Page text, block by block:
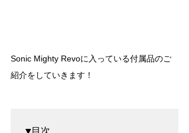
Sonic Mighty Revoに入っている付属品のご
紹介をしていきます！